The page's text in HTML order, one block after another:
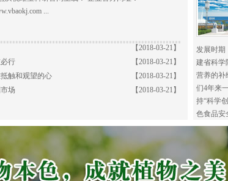
...
【2018-03-21】
行
【2018-03-21】
触和观望的心
【2018-03-21】
场
【2018-03-21】
发展时期
建省科学
营养的补
们4年来
持“科学
色食品安